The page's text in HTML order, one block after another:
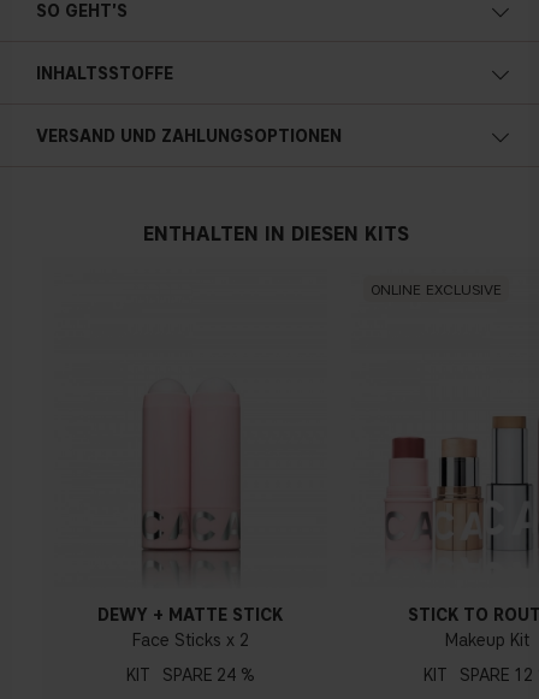
SO GEHT'S
INHALTSSTOFFE
VERSAND UND ZAHLUNGSOPTIONEN
ENTHALTEN IN DIESEN KITS
DEWY + MATTE STICK
Face Sticks x 2
KIT
24 %
ONLINE EXCLUSIVE
STICK TO
Makeup Kit
KIT
12